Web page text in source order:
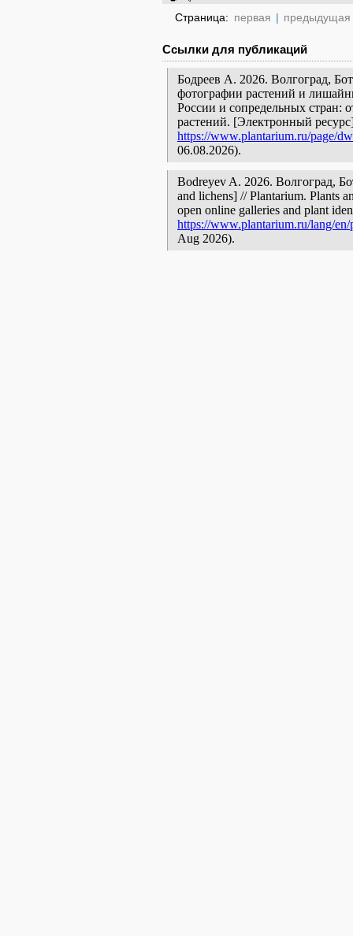
Страница: первая | предыдущая
Ссылки для публикаций
Бодреев А. 2026. Волгоград,
фотографии растений и
России и сопредельных стран:
растений. [Электронный
https://www.plantarium.ru/page/
06.08.2026).
Bodreyev A. 2026. Волгоград,
and lichens] // Plantarium. Plants
open online galleries and plant
https://www.plantarium.ru/lang/
Aug 2026).